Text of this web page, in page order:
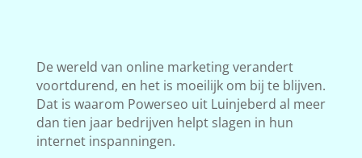
De wereld van online marketing verandert
voortdurend, en het is moeilijk om bij te blijven.
Dat is waarom Powerseo uit Luinjeberd al meer
dan tien jaar bedrijven helpt slagen in hun
internet inspanningen.